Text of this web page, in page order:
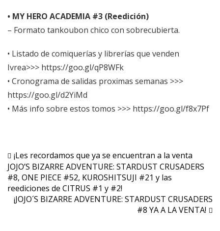
• MY HERO ACADEMIA #3 (Reedición)
– Formato tankoubon chico con sobrecubierta.
• Listado de comiquerías y librerías que venden
Ivrea>>> https://goo.gl/qP8WFk
• Cronograma de salidas proximas semanas >>>
https://goo.gl/d2YiMd
• Más info sobre estos tomos >>> https://goo.gl/f8x7Pf
Navegación
de
entradas
¡Les recordamos que ya se encuentran a la venta
JOJO’S BIZARRE ADVENTURE: STARDUST CRUSADERS
#8, ONE PIECE #52, KUROSHITSUJI #21 y las
reediciones de CITRUS #1 y #2!
¡JOJO´S BIZARRE ADVENTURE: STARDUST CRUSADERS
#8 YA A LA VENTA!